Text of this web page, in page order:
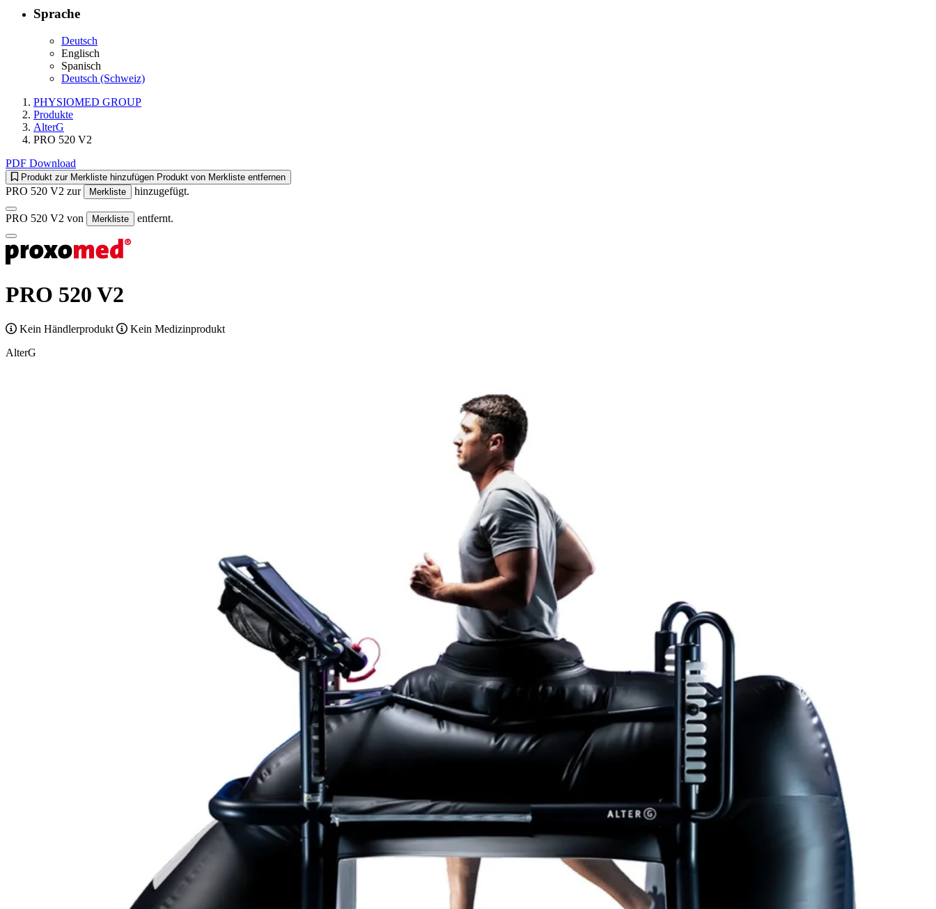
Sprache
Deutsch
Englisch
Spanisch
Deutsch (Schweiz)
PHYSIOMED GROUP
Produkte
AlterG
PRO 520 V2
PDF Download
Produkt zur Merkliste hinzufügen Produkt von Merkliste entfernen
PRO 520 V2 zur Merkliste hinzugefügt.
PRO 520 V2 von Merkliste entfernt.
PRO 520 V2
Kein Händlerprodukt
Kein Medizinprodukt
AlterG